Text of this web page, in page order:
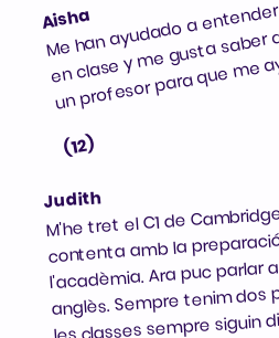
Aisha
me
(12)
Judith
M'he tret el C1 de
contenta amb la
l'acadèmia. Ara puc
anglès. Sempre tenim
les classes sempre siguin